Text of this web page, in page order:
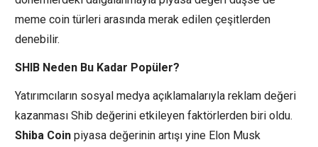
meme coin türleri arasında merak edilen çeşitlerden
denebilir.
SHIB Neden Bu Kadar Popüler?
Yatırımcıların sosyal medya açıklamalarıyla reklam değeri
kazanması Shib değerini etkileyen faktörlerden biri oldu.
Shiba Coin piyasa değerinin artışı yine Elon Musk